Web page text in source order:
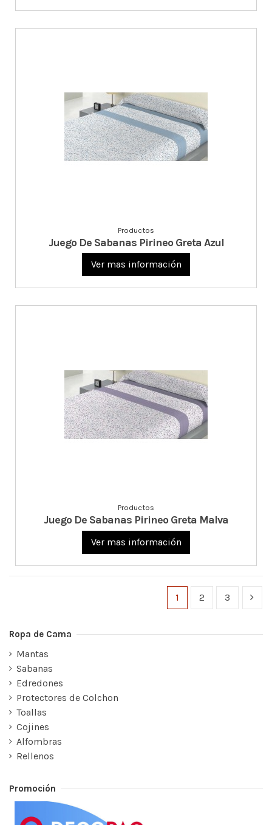
Productos
Juego De Sabanas Pirineo Greta Azul
Ver mas información
Productos
Juego De Sabanas Pirineo Greta Malva
Ver mas información
1 2 3
Ropa de Cama
Mantas
Sabanas
Edredones
Protectores de Colchon
Toallas
Cojines
Alfombras
Rellenos
Promoción